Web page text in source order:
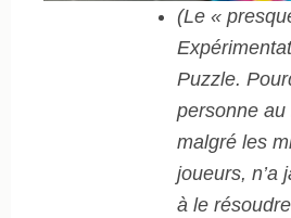
(Le «
Puzzle.
personne au
malgré les
joueurs, n’a
à le